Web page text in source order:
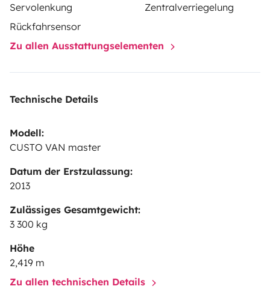
Servolenkung
Zentralverriegelung
Rückfahrsensor
Zu allen Ausstattungselementen
Technische Details
Modell:
CUSTO VAN master
Datum der Erstzulassung:
2013
Zulässiges Gesamtgewicht:
3 300 kg
Höhe
2,419 m
Zu allen technischen Details